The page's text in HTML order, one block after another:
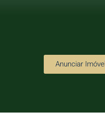
Anunciar Imóvel